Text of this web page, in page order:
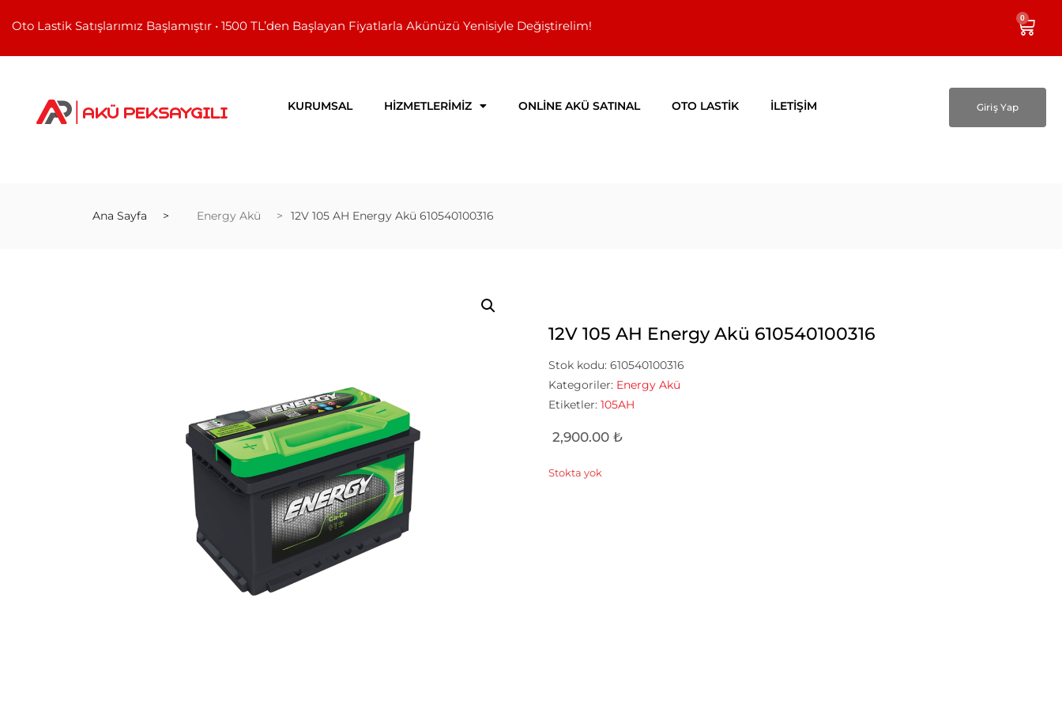
Oto Lastik Satışlarımız Başlamıştır • 1500 TL’den Başlayan Fiyatlarla Akünüzü Yenisiyle Değiştirelim!
0
KURUMSAL HİZMETLERİMİZ ONLİNE AKÜ SATINAL OTO LASTİK İLETİŞİM Giriş Yap
Ana Sayfa Energy Akü 12V 105 AH Energy Akü 610540100316
12V 105 AH Energy Akü 610540100316
Stok kodu:610540100316
Kategoriler: Energy Akü
Etiketler:105AH
2,900.00₺
Stokta yok